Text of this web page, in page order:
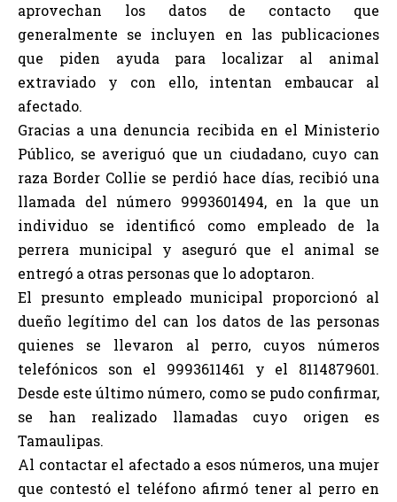
aprovechan los datos de contacto que
generalmente se incluyen en las publicaciones
que piden ayuda para localizar al animal
extraviado y con ello, intentan embaucar al
afectado.
Gracias a una denuncia recibida en el Ministerio
Público, se averiguó que un ciudadano, cuyo can
raza Border Collie se perdió hace días, recibió una
llamada del número 9993601494, en la que un
individuo se identificó como empleado de la
perrera municipal y aseguró que el animal se
entregó a otras personas que lo adoptaron.
El presunto empleado municipal proporcionó al
dueño legítimo del can los datos de las personas
quienes se llevaron al perro, cuyos números
telefónicos son el 9993611461 y el 8114879601.
Desde este último número, como se pudo confirmar,
se han realizado llamadas cuyo origen es
Tamaulipas.
Al contactar el afectado a esos números, una mujer
que contestó el teléfono afirmó tener al perro en